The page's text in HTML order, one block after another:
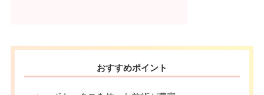
おすすめポイント